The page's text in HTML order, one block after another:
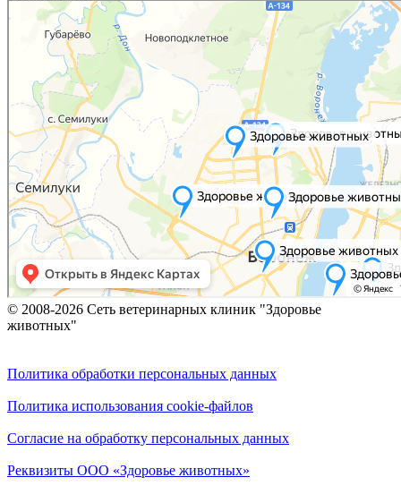
© 2008-2026 Сеть ветеринарных клиник "Здоровье
животных"
Политика обработки персональных данных
Политика использования cookie-файлов
Согласие на обработку персональных данных
Реквизиты ООО «Здоровье животных»